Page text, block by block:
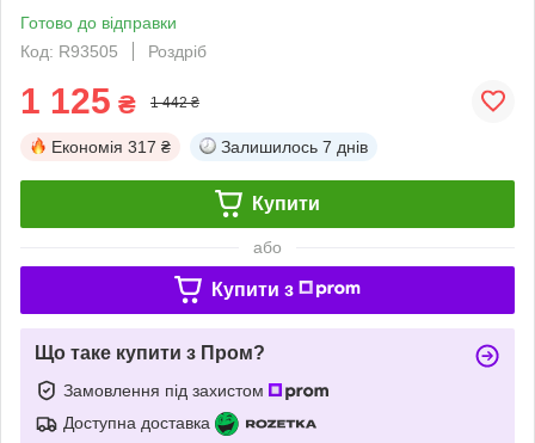
Готово до відправки
Код: R93505
Роздріб
1 125 ₴ 1 442 ₴
Економія 317 ₴ Залишилось 7 днів
Купити
або
Купити з
Що таке купити з Пром?
Замовлення під захистом
Доступна доставка